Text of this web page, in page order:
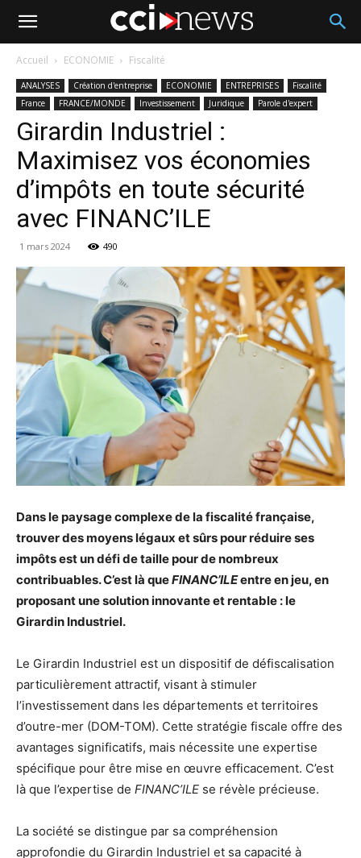
Accueil ECONOMIE Fiscalité
ANALYSES Création d'entreprise ECONOMIE ENTREPRISES
Fiscalité
France
FRANCE/MONDE Investissement Juridique Parole d'expert
Girardin Industriel :
Maximisez vos économies
d’impôts en toute sécurité
avec FINANC’ILE
1 mars 2024 490
Dans le paysage complexe de la fiscalité française,
trouver des moyens légaux et sûrs pour réduire ses
impôts est un défi de taille pour de nombreux
contribuables. C’est là queFINANC’ILEentre en jeu, en
proposant une solution innovante et rentable : le
Girardin Industriel.
Le Girardin Industriel est un dispositif de défiscalisation
particulièrement attractif, visant à stimuler
l’investissement dans les départements et territoires
d’outre-mer (DOM-TOM). Cette stratégie fiscale offre des
avantages significatifs, mais nécessite une expertise
spécifique pour être mise en œuvre efficacement. C’est
là que l’expertise de FINANC’ILE se révèle précieuse.
La société se distingue par sa compréhension
approfondie du Girardin Industriel et sa capacité à